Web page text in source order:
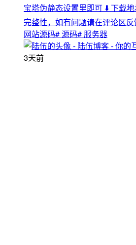
宝塔伪静态设置里即可 ⬇️ 下载
完整性，如有问题请在评论区反
网站源码# 源码# 服务器
3天前